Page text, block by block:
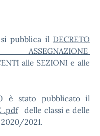
pubblica il DECRETO
alle SEZIONI e alle
è stato pubblicato il
.pdfdelle classi e delle
2021.